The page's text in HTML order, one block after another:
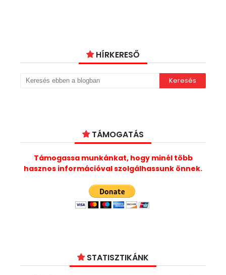
HÍRKERESŐ
TÁMOGATÁS
Támogassa munkánkat, hogy minél több
hasznos információval szolgálhassunk önnek.
STATISZTIKÁNK